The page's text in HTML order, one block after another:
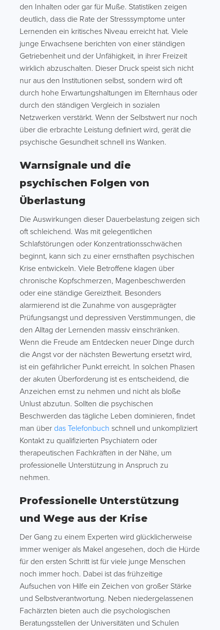
den Inhalten oder gar für Muße. Statistiken zeigen
deutlich, dass die Rate der Stresssymptome unter
Lernenden ein kritisches Niveau erreicht hat. Viele
junge Erwachsene berichten von einer ständigen
Getriebenheit und der Unfähigkeit, in ihrer Freizeit
wirklich abzuschalten. Dieser Druck speist sich nicht
nur aus den Institutionen selbst, sondern wird oft
durch hohe Erwartungshaltungen im Elternhaus oder
durch den ständigen Vergleich in sozialen
Netzwerken verstärkt. Wenn der Selbstwert nur noch
über die erbrachte Leistung definiert wird, gerät die
psychische Gesundheit schnell ins Wanken.
Warnsignale und die
psychischen Folgen von
Überlastung
Die Auswirkungen dieser Dauerbelastung zeigen sich
oft schleichend. Was mit gelegentlichen
Schlafstörungen oder Konzentrationsschwächen
beginnt, kann sich zu einer ernsthaften psychischen
Krise entwickeln. Viele Betroffene klagen über
chronische Kopfschmerzen, Magenbeschwerden
oder eine ständige Gereiztheit. Besonders
alarmierend ist die Zunahme von ausgeprägter
Prüfungsangst und depressiven Verstimmungen, die
den Alltag der Lernenden massiv einschränken.
Wenn die Freude am Entdecken neuer Dinge durch
die Angst vor der nächsten Bewertung ersetzt wird,
ist ein gefährlicher Punkt erreicht. In solchen Phasen
der akuten Überforderung ist es entscheidend, die
Anzeichen ernst zu nehmen und nicht als bloße
Unlust abzutun. Sollten die psychischen
Beschwerden das tägliche Leben dominieren, findet
man über das Telefonbuch schnell und unkompliziert
Kontakt zu qualifizierten Psychiatern oder
therapeutischen Fachkräften in der Nähe, um
professionelle Unterstützung in Anspruch zu
nehmen.
Professionelle Unterstützung
und Wege aus der Krise
Der Gang zu einem Experten wird glücklicherweise
immer weniger als Makel angesehen, doch die Hürde
für den ersten Schritt ist für viele junge Menschen
noch immer hoch. Dabei ist das frühzeitige
Aufsuchen von Hilfe ein Zeichen von großer Stärke
und Selbstverantwortung. Neben niedergelassenen
Fachärzten bieten auch die psychologischen
Beratungsstellen der Universitäten und Schulen